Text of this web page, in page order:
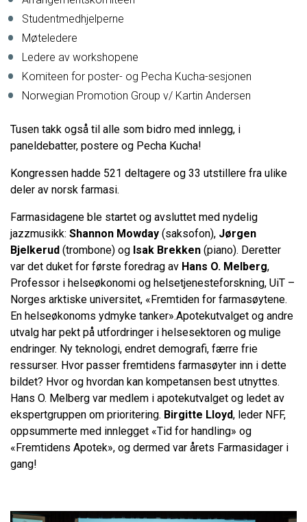
Studentmedhjelperne
Møteledere
Ledere av workshopene
Komiteen for poster- og Pecha Kucha-sesjonen
Norwegian Promotion Group v/ Kartin Andersen
Tusen takk også til alle som bidro med innlegg, i
paneldebatter, postere og Pecha Kucha!
Kongressen hadde 521 deltagere og 33 utstillere fra ulike
deler av norsk farmasi.
Farmasidagene ble startet og avsluttet med nydelig
jazzmusikk: Shannon Mowday (saksofon), Jørgen
Bjelkerud (trombone) og Isak Brekken (piano). Deretter
var det duket for første foredrag av Hans O. Melberg,
Professor i helseøkonomi og helsetjenesteforskning, UiT –
Norges arktiske universitet, «Fremtiden for farmasøytene.
En helseøkonoms ydmyke tanker».Apotekutvalget og andre
utvalg har pekt på utfordringer i helsesektoren og mulige
endringer. Ny teknologi, endret demografi, færre frie
ressurser. Hvor passer fremtidens farmasøyter inn i dette
bildet? Hvor og hvordan kan kompetansen best utnyttes.
Hans O. Melberg var medlem i apotekutvalget og ledet av
ekspertgruppen om prioritering. Birgitte Lloyd, leder NFF,
oppsummerte med innlegget «Tid for handling» og
«Fremtidens Apotek», og dermed var årets Farmasidager i
gang!